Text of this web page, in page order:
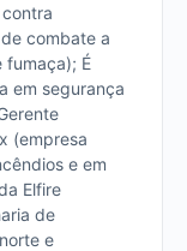
combate a
fumaça); É
em segurança
(empresa
e em
Elfire
de
e